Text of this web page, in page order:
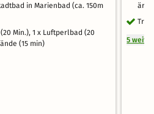
in Marienbad (ca. 150m
Min.), 1 x Luftperlbad (20
(15 min)
5